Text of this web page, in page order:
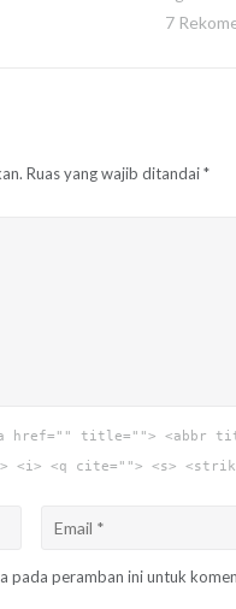
7
Ruas yang wajib ditandai*
href="" title=""> <abbr
<i> <q cite=""> <s>
pada peramban ini untuk